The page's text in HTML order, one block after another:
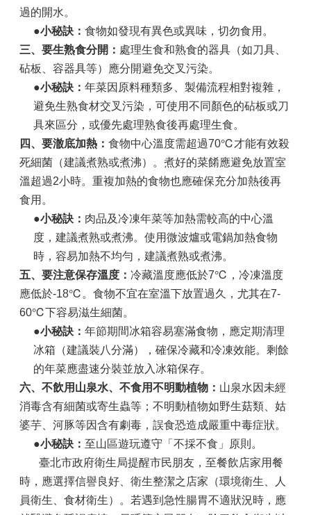
過的開水。
●小秘訣： 食物如發現有異色或異味，切勿食用。
三、要生熟食分開： 處理生食和熟食的器具（如刀具、
砧板、容器具等）應分開避免交叉污染。
●小秘訣： 年菜因原料種類多、製備流程相對複雜，
避免生熟食材交叉污染，可使用不同顏色的砧板或刀
具來區分，或優先處理熟食後再處理生食。
四、要澈底加熱： 食物中心溫度需超過70℃才能有效殺
死細菌（建議煮熟或煮沸）。煮好的菜餚應避免放置室
溫超過2小時。重複加熱的食物也應確保充分加熱後再
食用。
●小秘訣： 肉品及冷凍年菜等加熱需較高的中心溫
度，建議煮熟或煮沸。使用微波爐或電鍋加熱食物
時，容易加熱不均勻，建議煮熟或煮沸。
五、要注意保存溫度： 冷藏溫度應低於7℃，冷凍溫度
應低於-18℃。食物不宜在室溫下放置過久，尤其在7-
60℃下容易滋生細菌。
●小秘訣： 年節期間冰箱容易塞滿食物，應定期清理
冰箱（建議裝八分滿），確保冷藏和冷凍效能。剩餘
的年菜應盡速分裝並放入冰箱保存。
六、不飲用山泉水、不食用不明動植物 ： 山泉水因未經
消毒含有細菌或寄生蟲等；不明動植物如野生菇類、姑
婆芋、河豚等因含有劇毒，誤食恐造成嚴重中毒症狀。
●小秘訣： 至山區遊玩遵守「不採不食」原則。
臺北市政府衛生局提醒市民朋友，至餐飲店家用餐
時，應選擇信譽良好、衛生整潔之店家（環境衛生、人
員衛生、食材衛生）。若遇到急性腸胃不適狀況時，應